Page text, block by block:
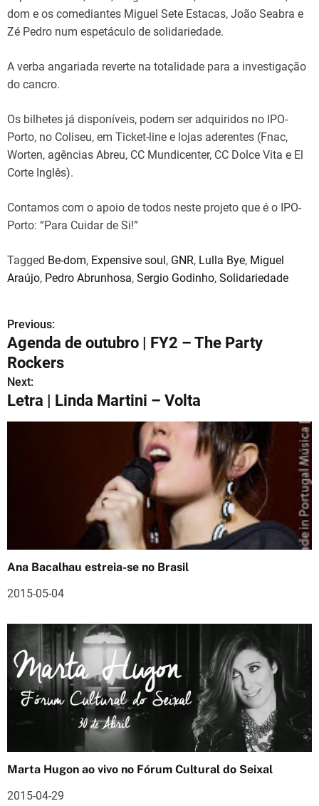
dom e os comediantes Miguel Sete Estacas, João Seabra e
Zé Pedro num espetáculo de solidariedade.
A verba angariada reverte na totalidade para a investigação
do cancro.
Os bilhetes já disponíveis, podem ser adquiridos no IPO-
Porto, no Coliseu, em Ticket-line e lojas aderentes (Fnac,
Worten, agências Abreu, CC Mundicenter, CC Dolce Vita e El
Corte Inglês).
Contamos com o apoio de todos neste projeto que é o IPO-
Porto: “Para Cuidar de Si!”
Tagged Be-dom, Expensive soul, GNR, Lulla Bye, Miguel
Araújo, Pedro Abrunhosa, Sergio Godinho, Solidariedade
N
a
v
e
o
d
e
a
t
o
s
Previous:
Agenda de outubro | FY2 – The Party
Rockers
Next:
Letra | Linda Martini – Volta
Ana Bacalhau estreia-se no Brasil
2015-05-04
Marta Hugon ao vivo no Fórum Cultural do Seixal
2015-04-29